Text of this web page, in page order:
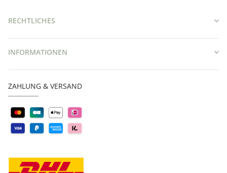
RECHTLICHES
INFORMATIONEN
ZAHLUNG & VERSAND